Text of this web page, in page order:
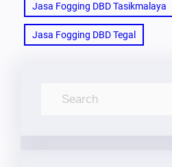
Jasa Fogging DBD Tasikmalaya
Jasa Fogging DBD Tegal